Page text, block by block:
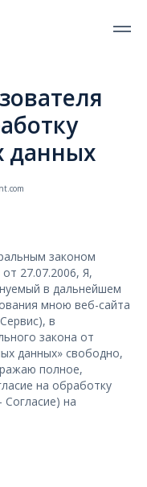
данных
законом
27.07.2006, Я,
в дальнейшем
мною веб-сайта
в
закона от
данных» свободно,
полное,
на обработку
на